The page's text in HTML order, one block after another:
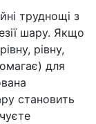
труднощі з
шару. Якщо
рівну,
для
становить